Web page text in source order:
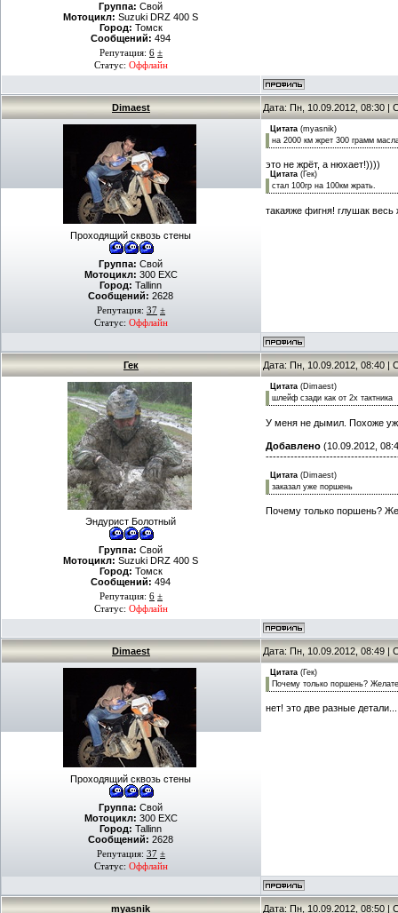
Группа: Свой
Мотоцикл: Suzuki DRZ 400 S
Город: Томск
Сообщений: 494
Репутация: 6 ±
Статус: Оффлайн
Dimaest Дата: Пн, 10.09.2012, 08:30 |
Проходящий сквозь стены
Группа: Свой
Мотоцикл: 300 EXC
Город: Tallinn
Сообщений: 2628
Репутация: 37 ±
Статус: Оффлайн
Цитата (myasnik)
на 2000 км жрет 300 грамм
это не жрёт, а нюхает!))))
Цитата (Гек)
стал 100гр на 100км жрать.
такаяже фигня! глушак
Гек Дата: Пн, 10.09.2012, 08:40 |
Эндурист Болотный
Группа: Свой
Мотоцикл: Suzuki DRZ 400 S
Город: Томск
Сообщений: 494
Репутация: 6 ±
Статус: Оффлайн
Цитата (Dimaest)
шлейф сзади как от 2х тактника
У меня не дымил. Похоже
Добавлено (10.09.2012,
Цитата (Dimaest)
заказал уже поршень
Почему только поршень?
Dimaest Дата: Пн, 10.09.2012, 08:49 |
Проходящий сквозь стены
Группа: Свой
Мотоцикл: 300 EXC
Город: Tallinn
Сообщений: 2628
Репутация: 37 ±
Статус: Оффлайн
Цитата (Гек)
Почему только поршень?
нет! это две разные
myasnik Дата: Пн, 10.09.2012, 08:50 |